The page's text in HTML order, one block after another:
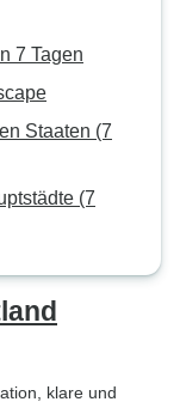
7 Tagen
Staaten (7
(7
klare und